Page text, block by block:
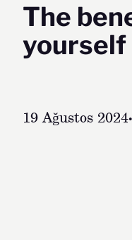
The
yourself
19 Ağustos 2024·